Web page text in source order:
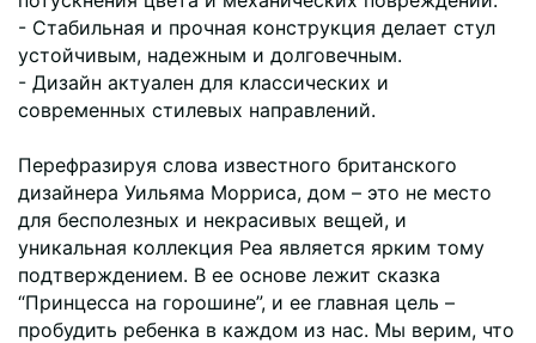
- Стабильная и прочная конструкция делает стул
устойчивым, надежным и долговечным.
- Дизайн актуален для классических и
современных стилевых направлений.
Перефразируя слова известного британского
дизайнера Уильяма Морриса, дом – это не место
для бесполезных и некрасивых вещей, и
уникальная коллекция Pea является ярким тому
подтверждением. В ее основе лежит сказка
“Принцесса на горошине”, и ее главная цель –
пробудить ребенка в каждом из нас. Мы верим, что